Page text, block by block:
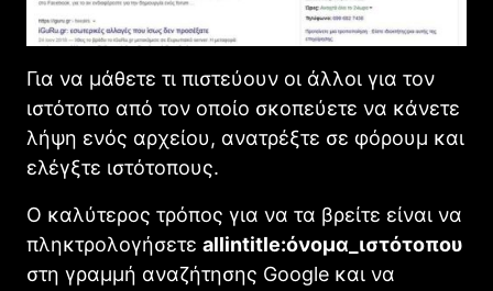
Για να μάθετε τι πιστεύουν οι άλλοι για τον
ιστότοπο από τον οποίο σκοπεύετε να κάνετε
λήψη ενός αρχείου, ανατρέξτε σε φόρουμ και
ελέγξτε ιστότοπους.
Ο καλύτερος τρόπος για να τα βρείτε είναι να
πληκτρολογήσετε allintitle:όνομα_ιστότοπου
στη γραμμή αναζήτησης Google και να